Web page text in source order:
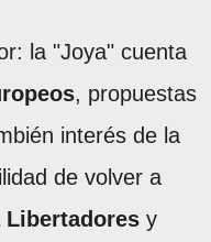
la "Joya" cuenta
, propuestas
interés de la
de volver a
Libertadores y